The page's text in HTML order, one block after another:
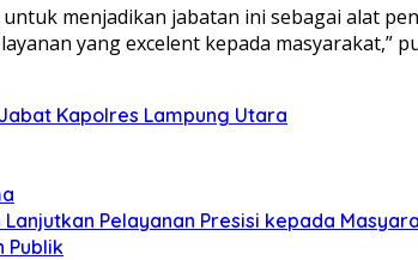
menjadikan jabatan ini sebagai alat
yang excelent kepada masyarakat,”
Kapolres Lampung Utara
Pelayanan Presisi kepada
Publik